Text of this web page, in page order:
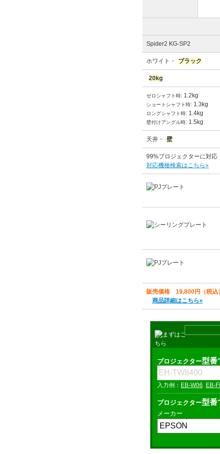
Spider2 KG-SP2
ホワイト・ ブラック
20kg
ゼロシャフト時: 1.2kg
ショートシャフト時: 1.3kg
ロングシャフト時: 1.4kg
壁付けアングル時: 1.5kg
天井・ 壁
99%プロジェクターに対応
対応機種検索はこちら»
販売価格 19,800円（税込
商品詳細はこちら»
プロジェクター型番
EB-W06 EB-
プロジェクター型番
メーカー